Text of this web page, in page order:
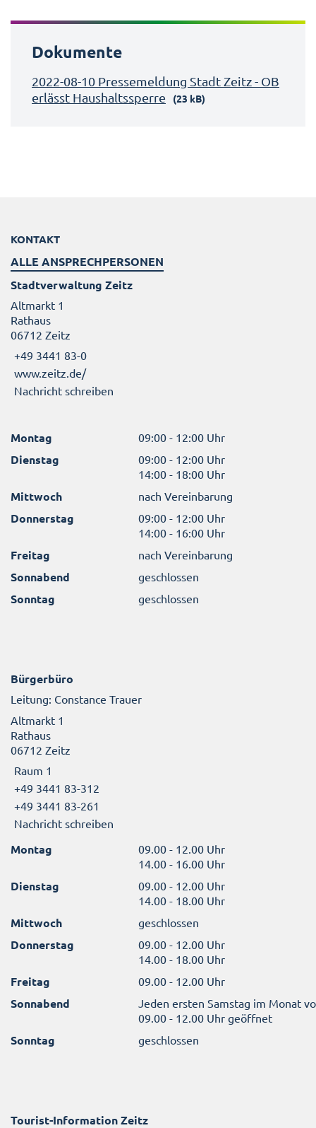
Dokumente
2022-08-10 Pressemeldung Stadt Zeitz - OB
erlässt Haushaltssperre
(23 kB)
KONTAKT
ALLE ANSPRECHPERSONEN
Stadtverwaltung Zeitz
Altmarkt 1
Rathaus
06712 Zeitz
+49 3441 83-0
www.zeitz.de/
Nachricht schreiben
Montag 09:00 - 12:00 Uhr
Dienstag
09:00 - 12:00 Uhr
14:00 - 18:00 Uhr
Mittwoch nach Vereinbarung
Donnerstag
09:00 - 12:00 Uhr
14:00 - 16:00 Uhr
Freitag nach Vereinbarung
Sonnabend geschlossen
Sonntag geschlossen
Bürgerbüro
Leitung: Constance Trauer
Altmarkt 1
Rathaus
06712 Zeitz
Raum 1
+49 3441 83-312
+49 3441 83-261
Nachricht schreiben
Montag
09.00 - 12.00 Uhr
14.00 - 16.00 Uhr
Dienstag
09.00 - 12.00 Uhr
14.00 - 18.00 Uhr
Mittwoch geschlossen
Donnerstag
09.00 - 12.00 Uhr
14.00 - 18.00 Uhr
Freitag 09.00 - 12.00 Uhr
Sonnabend
Jeden ersten Samstag im Monat
09.00 - 12.00 Uhr geöffnet
Sonntag geschlossen
Tourist-Information Zeitz